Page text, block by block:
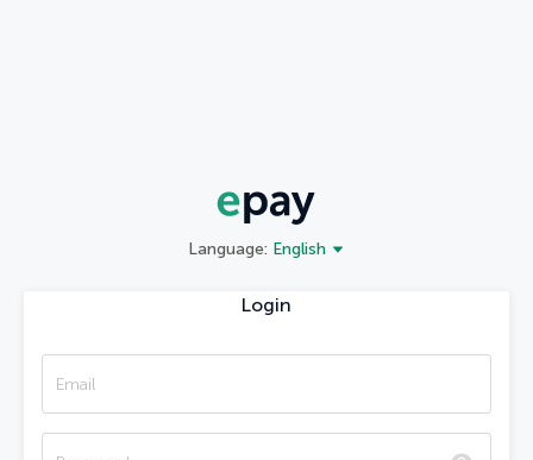
Language: English
Login